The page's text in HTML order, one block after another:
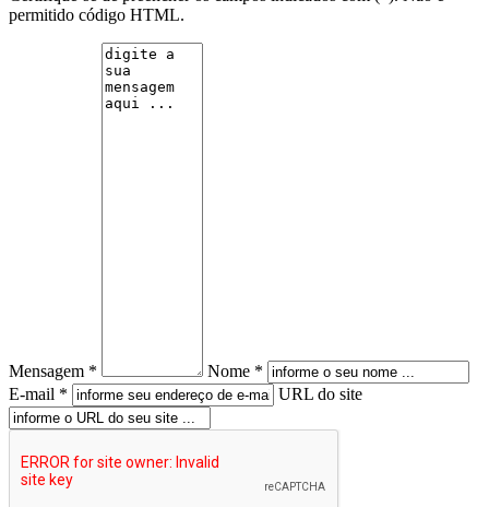
permitido código HTML.
Mensagem *
Nome *
E-mail *
URL do site